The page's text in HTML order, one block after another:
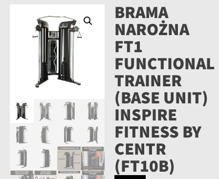
BRAMA
NAROŻNA
FT1
FUNCTIONAL
TRAINER
(BASE UNIT)
INSPIRE
FITNESS BY
CENTR
(FT10B)